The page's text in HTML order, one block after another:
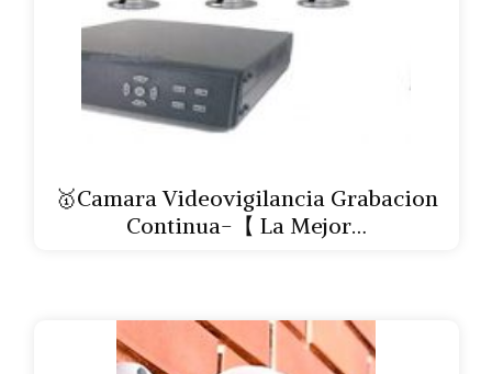
🥇Camara Videovigilancia Grabacion
Continua-【 La Mejor…